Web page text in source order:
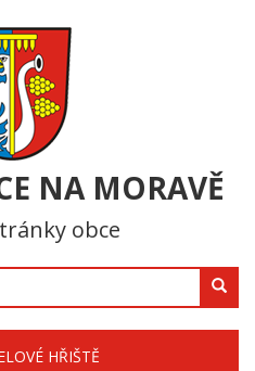
NA MORAVĚ
obce
HŘIŠTĚ